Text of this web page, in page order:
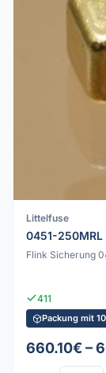
Littelfuse
0451-250MRL
Flink Sicherung
411
Packung mit
660.10€ –